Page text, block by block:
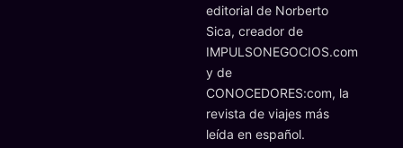
editorial de Norberto
Sica, creador de
IMPULSONEGOCIOS.com
y de
CONOCEDORES:com, la
revista de viajes más
leída en español.